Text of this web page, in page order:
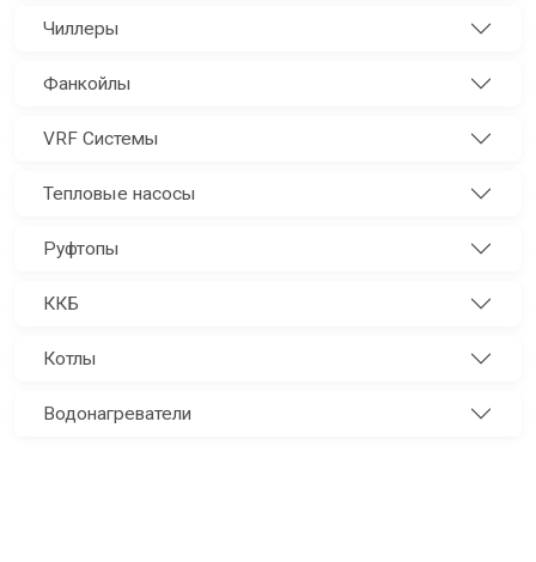
Чиллеры
Фанкойлы
VRF Системы
Тепловые насосы
Руфтопы
ККБ
Котлы
Водонагреватели